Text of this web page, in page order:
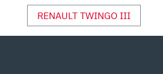
RENAULT TWINGO III